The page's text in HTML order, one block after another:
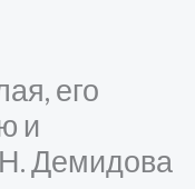
его
и
Демидова